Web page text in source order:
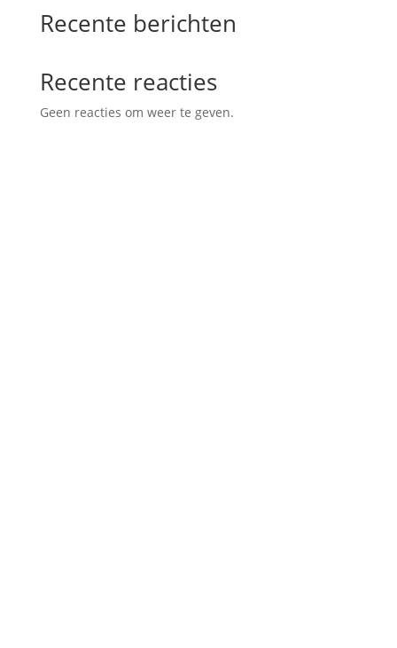
Recente berichten
Recente reacties
Geen reacties om weer te geven.